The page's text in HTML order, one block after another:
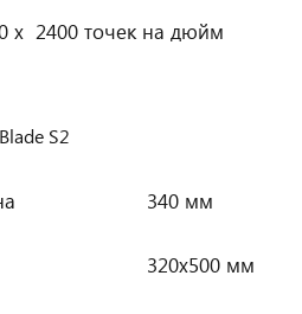
x 2400 точек на дюйм
S2
340 мм
320х500 мм